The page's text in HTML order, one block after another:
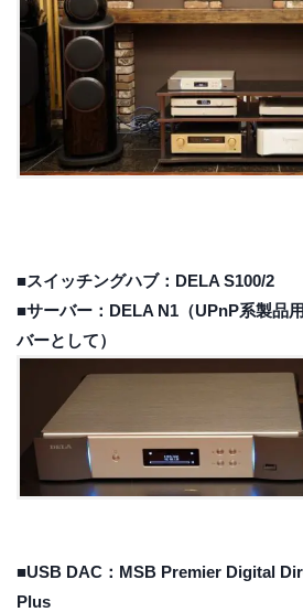
■スイッチングハブ：DELA S100/2
■サーバー：DELA N1（UPnP系製品
バーとして）
■USB DAC：MSB Premier Digital
Plus